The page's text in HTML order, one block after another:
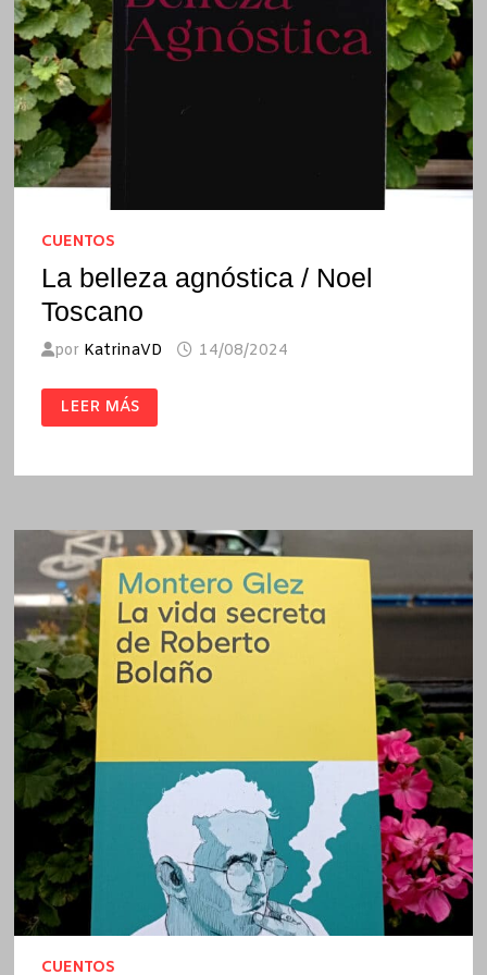
CUENTOS
La belleza agnóstica / Noel
Toscano
por KatrinaVD 14/08/2024
LA
BELLEZA
AGNÓSTICA
TOSCANO
LEER MÁS
CUENTOS